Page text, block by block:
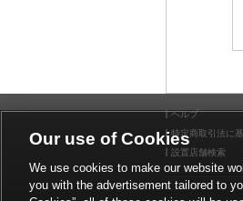
ヘルプ
特定商取引法に
設置店舗検索
Our use of Cookies
We use cookies to make our website
you with the advertisement tailored to